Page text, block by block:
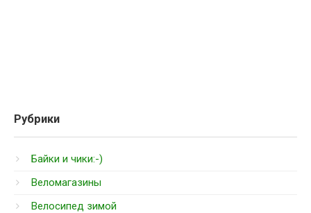
Рубрики
Байки и чики:-)
Веломагазины
Велосипед зимой